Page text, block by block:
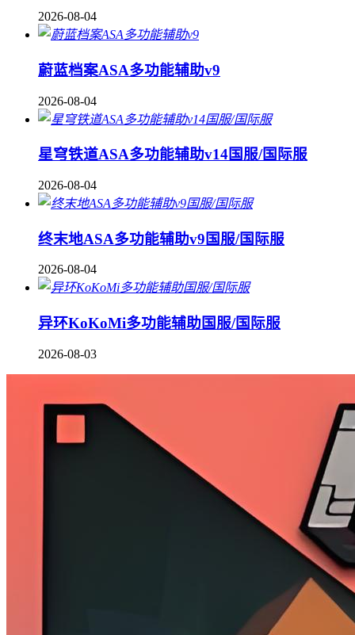
2026-08-04
蔚蓝档案ASA多功能辅助v9
2026-08-04
星穹铁道ASA多功能辅助v14国服/国际服
2026-08-04
终末地ASA多功能辅助v9国服/国际服
2026-08-04
异环KoKoMi多功能辅助国服/国际服
2026-08-03